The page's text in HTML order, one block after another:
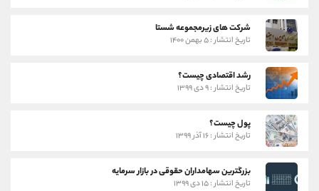
شرکت های زیرمجموعه شستا
تاریخ انتشار : ۵ بهمن ۱۴۰۰
رشد اقتصادی چیست؟
تاریخ انتشار : ۹ دی ۱۳۹۹
پول چیست؟
تاریخ انتشار : ۱۶ آذر ۱۳۹۹
بزرگترین سهامداران حقوقی در بازار سرمایه
تاریخ انتشار : ۱۵ دی ۱۳۹۹